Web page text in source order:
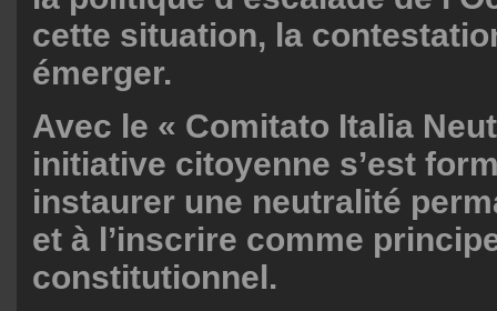
cette situation, la
émerger.
Avec le « Comitato Italia
initiative citoyenne s’est
instaurer une neutralité
et à l’inscrire comme
constitutionnel.